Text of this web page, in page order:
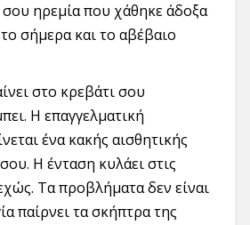
ηρεμία που χάθηκε άδοξα
σήμερα και το αβέβαιο
στο κρεβάτι σου
Η επαγγελματική
ένα κακής αισθητικής
Η ένταση κυλάει στις
Τα προβλήματα δεν είναι
παίρνει τα σκήπτρα της